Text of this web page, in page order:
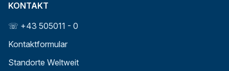
KONTAKT
☏ +43 505011 - 0
Kontaktformular
Standorte Weltweit